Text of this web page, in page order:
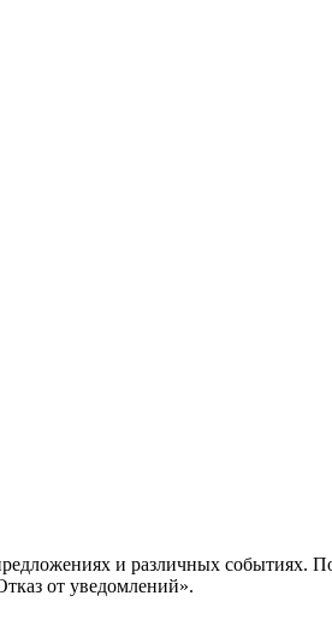
и различных событиях.
от уведомлений».